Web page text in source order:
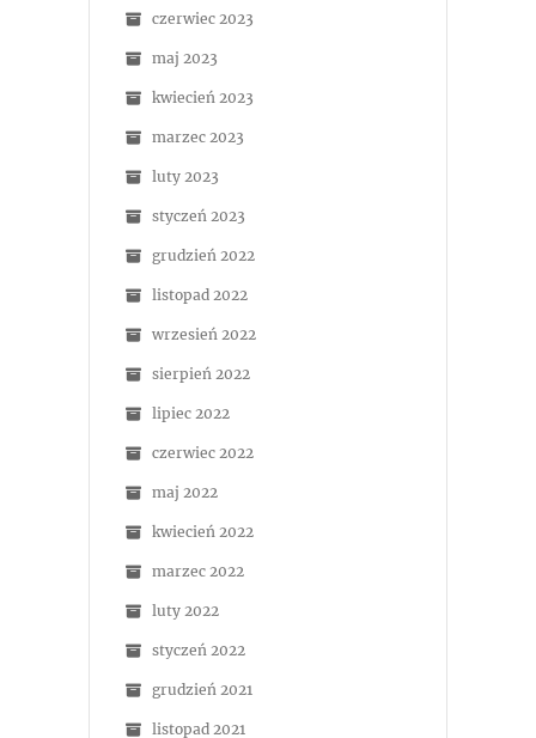
czerwiec 2023
maj 2023
kwiecień 2023
marzec 2023
luty 2023
styczeń 2023
grudzień 2022
listopad 2022
wrzesień 2022
sierpień 2022
lipiec 2022
czerwiec 2022
maj 2022
kwiecień 2022
marzec 2022
luty 2022
styczeń 2022
grudzień 2021
listopad 2021